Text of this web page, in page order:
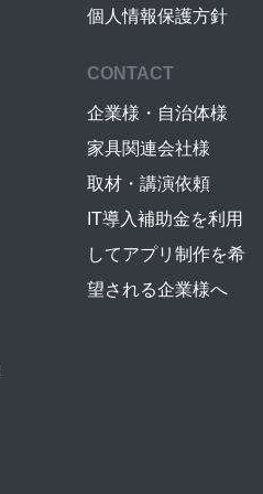
個人情報保護方針
CONTACT
企業様・自治体様
家具関連会社様
取材・講演依頼
IT導入補助金を利用
してアプリ制作を希
望される企業様へ